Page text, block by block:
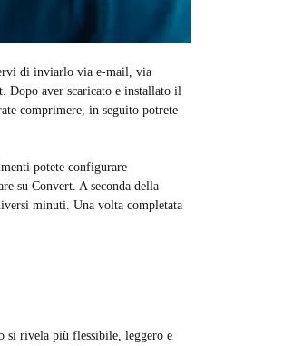
di inviarlo via e-mail, via
Dopo aver scaricato e installato il
comprimere, in seguito potrete
potete configurare
su Convert. A seconda della
minuti. Una volta completata
si rivela più flessibile, leggero e